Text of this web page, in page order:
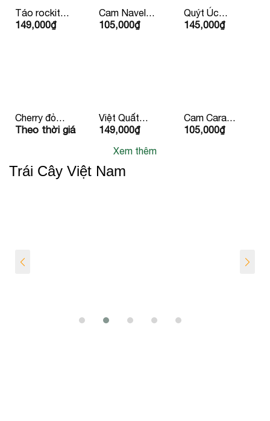
Táo rockit
424g 4 Quả
149,000₫
Cam Navel
Ruột Vàng
105,000₫
Quýt Úc
Hàng Bay
145,000₫
Cherry đỏ
Canada
Theo thời giá
Việt Quất
125g
Peru
149,000₫
Cam Cara
Ruột Đỏ
105,000₫
Xem thêm
Trái Cây Việt Nam